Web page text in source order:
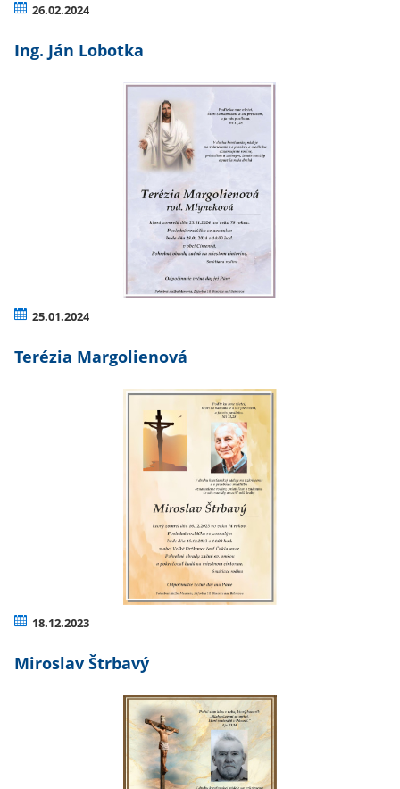
26.02.2024
Ing. Ján Lobotka
25.01.2024
Terézia Margolienová
18.12.2023
Miroslav Štrbavý